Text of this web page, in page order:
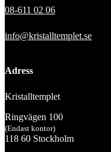
08-611 02 06
info@kristalltemplet.se
Adress
Kristalltemplet
Ringvägen 100
(Endast kontor)
118 60 Stockholm